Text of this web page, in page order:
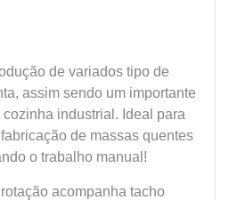
de variados tipo de
assim sendo um importante
industrial. Ideal para
de massas quentes
o trabalho manual!
acompanha tacho